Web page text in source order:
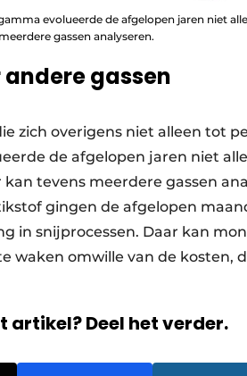
evolueerde de afgelopen jaren niet
gassen analyseren.
andere gassen
zich overigens niet alleen tot
de afgelopen jaren niet
kan tevens meerdere gassen
gingen de afgelopen
in snijprocessen. Daar kan
waken omwille van de kosten,
artikel? Deel het verder.